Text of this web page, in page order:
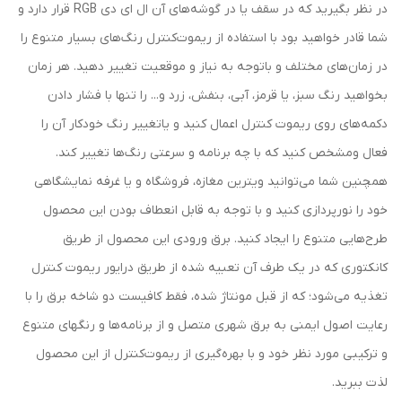
در نظر بگیرید که در سقف یا در گوشه‌های آن ال ای دی RGB قرار دارد و
شما قادر خواهید بود با استفاده از ریموت‌کنترل رنگ‌های بسیار متنوع را
در زمان‌های مختلف و باتوجه به نیاز و موقعیت تغییر دهید. هر زمان
بخواهید رنگ سبز، یا قرمز، آبی، بنفش، زرد و... را تنها با فشار دادن
دکمه‌های روی ریموت کنترل اعمال کنید و یاتغییر رنگ خودکار آن را
فعال ومشخص کنید که با چه برنامه و سرعتی رنگ‌ها تغییر کند.
همچنین شما می‌توانید ویترین مغازه، فروشگاه و یا غرفه نمایشگاهی
خود را نورپردازی کنید و با توجه به قابل انعطاف بودن این محصول
طرح‌هایی متنوع را ایجاد کنید. برق ورودی این محصول از طریق
کانکتوری که در یک طرف آن تعبیه شده از طریق درایور ریموت کنترل
تغذیه می‌شود؛ که از قبل مونتاژ شده، فقط کافیست دو شاخه برق را با
رعایت اصول ایمنی به برق شهری متصل و از برنامه‌ها و رنگهای متنوع
و ترکیبی مورد نظر خود و با بهره‌گیری از ریموت‌کنترل از این محصول
لذت ببرید.